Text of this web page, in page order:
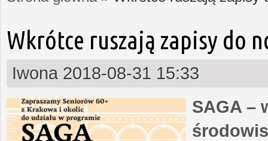
Jesteś tutaj
Wkrótce ruszają zapisy do
Iwona 2018-08-31 15:33
SAGA –